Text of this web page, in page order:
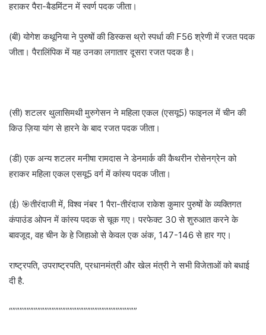
हराकर पैरा-बैडमिंटन में स्वर्ण पदक जीता।
(बी) योगेश कथूनिया ने पुरुषों की डिस्कस थ्रो स्पर्धा की F56 श्रेणी में रजत पदक
जीता। पैरालिंपिक में यह उनका लगातार दूसरा रजत पदक है।
(सी) शटलर थुलासिमथी मुरुगेसन ने महिला एकल (एसयू5) फाइनल में चीन की
किउ ज़िया यांग से हारने के बाद रजत पदक जीता।
(डी) एक अन्य शटलर मनीषा रामदास ने डेनमार्क की कैथरीन रोसेनग्रेन को
हराकर महिला एकल एसयू5 वर्ग में कांस्य पदक जीता।
(ई) 🎯तीरंदाजी में, विश्व नंबर 1 पैरा-तीरंदाज राकेश कुमार पुरुषों के व्यक्तिगत
कंपाउंड ओपन में कांस्य पदक से चूक गए। परफेक्ट 30 से शुरुआत करने के
बावजूद, वह चीन के हे जिहाओ से केवल एक अंक, 147-146 से हार गए।
राष्ट्रपति, उपराष्ट्रपति, प्रधानमंत्री और खेल मंत्री ने सभी विजेताओं को बधाई
दी है.
“”””””””””””””””””””””””””””””””””””